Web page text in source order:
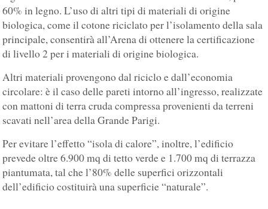
60% in legno. L’uso di altri tipi di materiali di origine
biologica, come il cotone riciclato per l’isolamento della sala
principale, consentirà all’Arena di ottenere la certificazione
di livello 2 per i materiali di origine biologica.
Altri materiali provengono dal riciclo e dall’economia
circolare: è il caso delle pareti intorno all’ingresso, realizzate
con mattoni di terra cruda compressa provenienti da terreni
scavati nell’area della Grande Parigi.
Per evitare l’effetto “isola di calore”, inoltre, l’edificio
prevede oltre 6.900 mq di tetto verde e 1.700 mq di terrazza
piantumata, tal che l’80% delle superfici orizzontali
dell’edificio costituirà una superficie “naturale”.